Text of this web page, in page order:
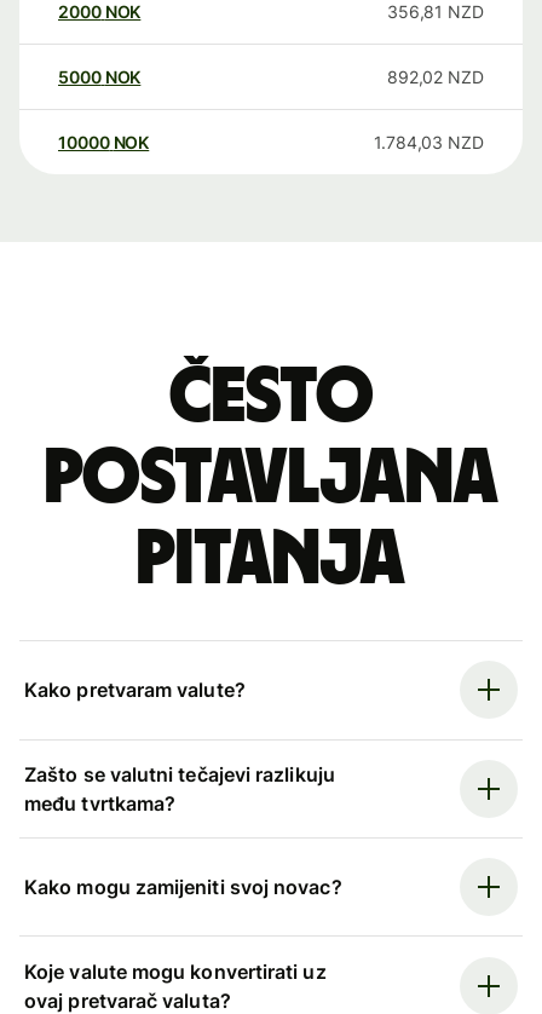
2000 NOK 356,81 NZD
5000 NOK 892,02 NZD
10000 NOK 1.784,03 NZD
Često
postavljana
pitanja
Kako pretvaram valute?
Zašto se valutni tečajevi razlikuju
među tvrtkama?
Kako mogu zamijeniti svoj novac?
Koje valute mogu konvertirati uz
ovaj pretvarač valuta?